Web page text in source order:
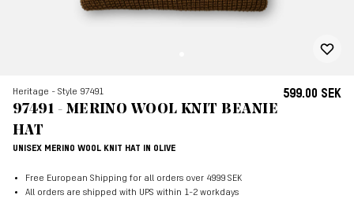
Heritage - Style 97491
97491 - MERINO WOOL KNIT BEANIE
HAT
UNISEX MERINO WOOL KNIT HAT IN OLIVE
599.00 SEK
Free European Shipping for all orders over 4999 SEK
All orders are shipped with UPS within 1-2 workdays